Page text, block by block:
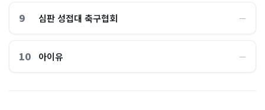
9 심판 성접대 축구협회 ―
10 아이유 ―